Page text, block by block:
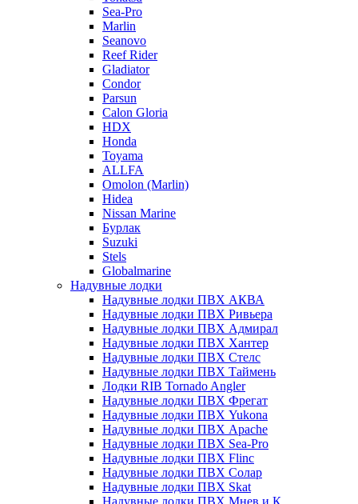
Sea-Pro
Marlin
Seanovo
Reef Rider
Gladiator
Condor
Parsun
Calon Gloria
HDX
Honda
Toyama
ALLFA
Omolon (Marlin)
Hidea
Nissan Marine
Бурлак
Suzuki
Stels
Globalmarine
Надувные лодки
Надувные лодки ПВХ АКВА
Надувные лодки ПВХ Ривьера
Надувные лодки ПВХ Адмирал
Надувные лодки ПВХ Хантер
Надувные лодки ПВХ Стелс
Надувные лодки ПВХ Таймень
Лодки RIB Tornado Angler
Надувные лодки ПВХ Фрегат
Надувные лодки ПВХ Yukona
Надувные лодки ПВХ Apache
Надувные лодки ПВХ Sea-Pro
Надувные лодки ПВХ Flinc
Надувные лодки ПВХ Солар
Надувные лодки ПВХ Skat
Надувные лодки ПВХ Мнев и К